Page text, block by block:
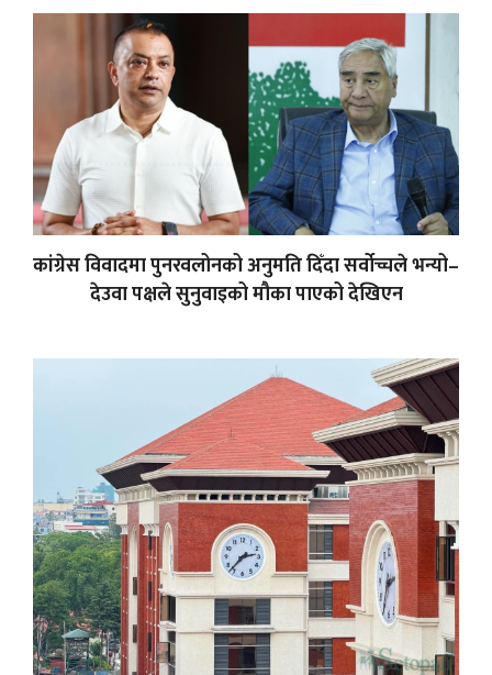
कांग्रेस विवादमा पुनरवलोनको अनुमति दिँदा सर्वोच्चले भन्यो–
देउवा पक्षले सुनुवाइको मौका पाएको देखिएन